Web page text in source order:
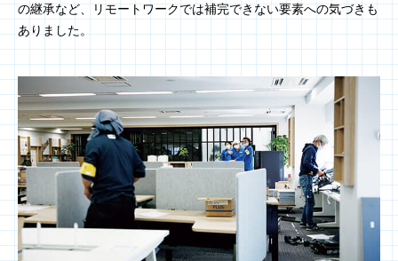
の継承など、リモートワークでは補完できない要素への気づきも
ありました。